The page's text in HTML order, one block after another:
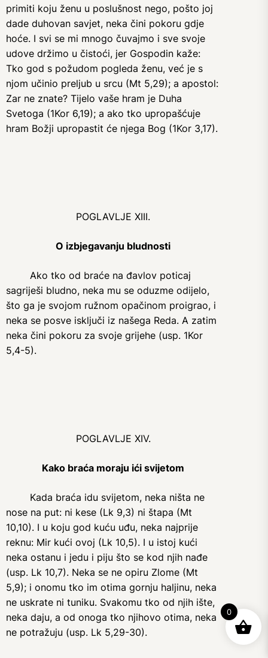
primiti koju ženu u poslušnost nego, pošto joj
dade duhovan savjet, neka čini pokoru gdje
hoće. I svi se mi mnogo čuvajmo i sve svoje
udove držimo u čistoći, jer Gospodin kaže:
Tko god s požudom pogleda ženu, već je s
njom učinio preljub u srcu (Mt 5,29); a apostol:
Zar ne znate? Tijelo vaše hram je Duha
Svetoga (1Kor 6,19); a ako tko upropašćuje
hram Božji upropastit će njega Bog (1Kor 3,17).
POGLAVLJE XIII.
O izbjegavanju bludnosti
Ako tko od braće na đavlov poticaj
sagriješi bludno, neka mu se oduzme odijelo,
što ga je svojom ružnom opačinom proigrao, i
neka se posve isključi iz našega Reda. A zatim
neka čini pokoru za svoje grijehe (usp. 1Kor
5,4-5).
POGLAVLJE XIV.
Kako braća moraju ići svijetom
Kada braća idu svijetom, neka ništa ne
nose na put: ni kese (Lk 9,3) ni štapa (Mt
10,10). I u koju god kuću uđu, neka najprije
reknu: Mir kući ovoj (Lk 10,5). I u istoj kući
neka ostanu i jedu i piju što se kod njih nađe
(usp. Lk 10,7). Neka se ne opiru Zlome (Mt
5,9); i onomu tko im otima gornju haljinu, neka
ne uskrate ni tuniku. Svakomu tko od njih ište,
neka daju, a od onoga tko njihovo otima, neka
ne potražuju (usp. Lk 5,29-30).
0